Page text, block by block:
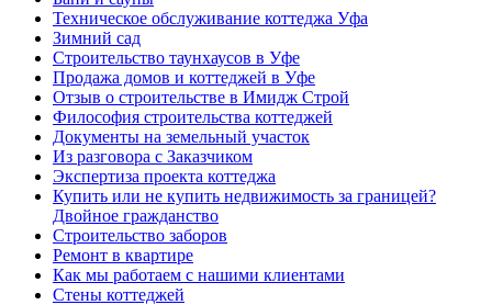
Техническое обслуживание коттеджа Уфа
Зимний сад
Строительство таунхаусов в Уфе
Продажа домов и коттеджей в Уфе
Отзыв о строительстве в Имидж Строй
Философия строительства коттеджей
Документы на земельный участок
Из разговора с Заказчиком
Экспертиза проекта коттеджа
Купить или не купить недвижимость за границей?
Двойное гражданство
Строительство заборов
Ремонт в квартире
Как мы работаем с нашими клиентами
Стены коттеджей